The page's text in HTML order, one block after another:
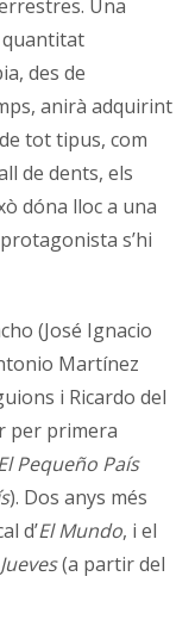
Una
quantitat
des de
anirà adquirint
tot tipus, com
de dents, els
dóna lloc a una
s’hi
(José Ignacio
Martínez
i Ricardo del
per primera
Pequeño País
). Dos anys més
d’El Mundo, i el
(a partir del